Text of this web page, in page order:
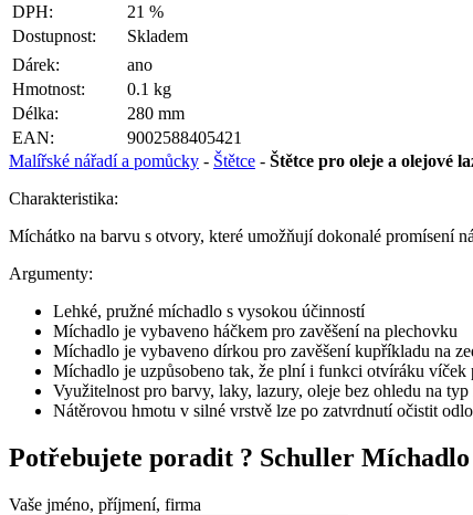
DPH:
21 %
Dostupnost:
Skladem
Dárek:
ano
Hmotnost:
0.1 kg
Délka:
280 mm
EAN:
9002588405421
Malířské nářadí a pomůcky - Štětce - Štětce pro oleje a olejové
Charakteristika:
Míchátko na barvu s otvory, které umožňují dokonalé promísení
Argumenty:
Lehké, pružné míchadlo s vysokou účinností
Míchadlo je vybaveno háčkem pro zavěšení na plechovku
Míchadlo je vybaveno dírkou pro zavěšení kupříkladu na
Míchadlo je uzpůsobeno tak, že plní i funkci otvíráku víček
Využitelnost pro barvy, laky, lazury, oleje bez ohledu na
Nátěrovou hmotu v silné vrstvě lze po zatvrdnutí očistit
Potřebujete poradit ? Schuller
Vaše jméno, příjmení, firma